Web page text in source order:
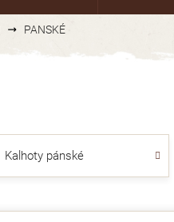
PANSKÉ
Kalhoty pánské